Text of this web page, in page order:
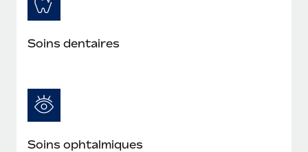
Soins dentaires
Soins ophtalmiques